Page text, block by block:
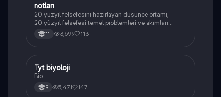
notları
20.yüzyıl felsefesini hazırlayan düşünce ortamı,
20.yüzyıl felsefesi temel problemleri ve akımları
konularını içermektedir
11 3,599 113
Biyoloji
Tyt biyoloji
Bio
9 5,471 147